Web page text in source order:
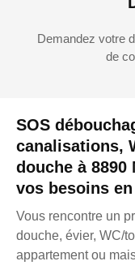
SOS
canalisations,
douche à 8890
vos besoins
Vous rencontre un
douche, évier, WC/
appartement ou
Demandez votre
de